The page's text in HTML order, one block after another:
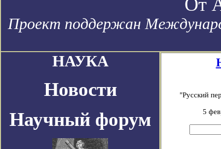
Проект поддержан
НАУКА
Новости
Научный форум
"Русский
5